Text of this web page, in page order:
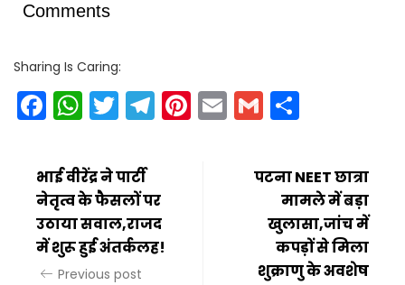
Comments
Sharing Is Caring:
Facebook
WhatsApp
Twitter
Telegram
Pinterest
EmailGmail
भाई वीरेंद्र ने पार्टी
नेतृत्व के फैसलों पर
उठाया सवाल,राजद
में शुरू हुई अंतर्कलह!
Previous post
पटना NEET छात्रा
मामले में बड़ा
खुलासा,जांच में
कपड़ों से मिला
शुक्राणु के अवशेष